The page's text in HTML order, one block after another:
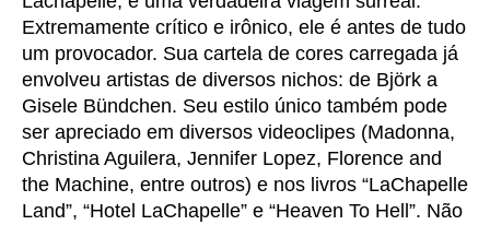
Extremamente crítico e irônico, ele é antes de tudo
um provocador. Sua cartela de cores carregada já
envolveu artistas de diversos nichos: de Björk a
Gisele Bündchen. Seu estilo único também pode
ser apreciado em diversos videoclipes (Madonna,
Christina Aguilera, Jennifer Lopez, Florence and
the Machine, entre outros) e nos livros “LaChapelle
Land”, “Hotel LaChapelle” e “Heaven To Hell”. Não